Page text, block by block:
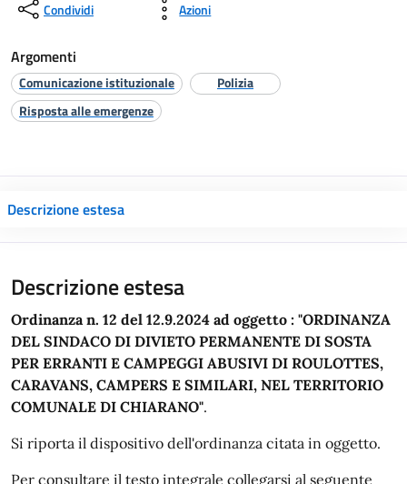
Condividi Azioni
Argomenti
Comunicazione istituzionale
Polizia
Risposta alle emergenze
Descrizione estesa
Descrizione estesa
Ordinanza n. 12 del 12.9.2024 ad oggetto : "ORDINANZA
DEL SINDACO DI DIVIETO PERMANENTE DI SOSTA
PER ERRANTI E CAMPEGGI ABUSIVI DI ROULOTTES,
CARAVANS, CAMPERS E SIMILARI, NEL TERRITORIO
COMUNALE DI CHIARANO".
Si riporta il dispositivo dell'ordinanza citata in oggetto.
Per consultare il testo integrale collegarsi al seguente